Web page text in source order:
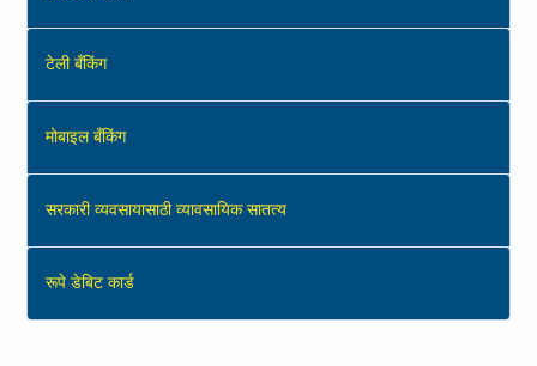
टेली बँकिंग
मोबाइल बँकिंग
सरकारी व्‍यवसायासाठी व्‍यावसायिक सातत्य
रूपे डेबिट कार्ड